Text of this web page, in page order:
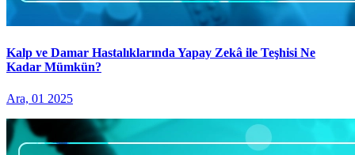
Kalp ve Damar Hastalıklarında Yapay Zekâ ile Teşhisi Ne
Kadar Mümkün?
Ara, 01 2025